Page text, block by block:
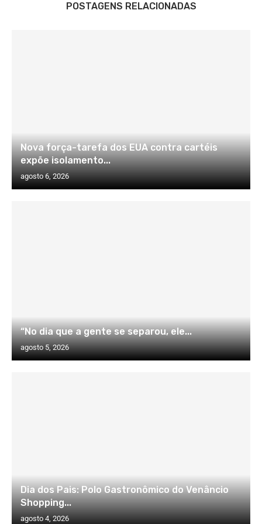
POSTAGENS RELACIONADAS
Nova força-tarefa dos EUA contra cartéis
expõe isolamento...
agosto 6, 2026
“No dia que a gente se separou, ele...
agosto 5, 2026
Dia dos Pais: Polo Gastronômico do Venâncio
Shopping...
agosto 4, 2026